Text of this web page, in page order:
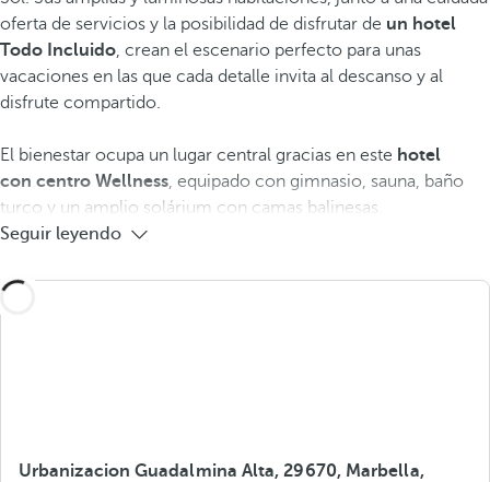
oferta de servicios y la posibilidad de disfrutar de un hotel
Todo Incluido, crean el escenario perfecto para unas
vacaciones en las que cada detalle invita al descanso y al
disfrute compartido.
El bienestar ocupa un lugar central gracias en este hotel
con centro Wellness, equipado con gimnasio, sauna, baño
turco y un amplio solárium con camas balinesas.
Seguir leyendo
Urbanizacion Guadalmina Alta, 29670, Marbella,